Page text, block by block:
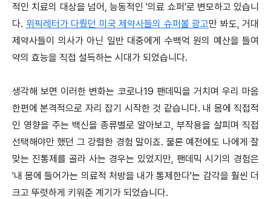
적인 치료의 대상을 넘어, 능동적인 '의료 쇼퍼'로 변모하고 있습니
다. 위픽레터가 다뤘던 미국 제약사들의 슈퍼볼 광고만 봐도, 거대
제약사들이 의사가 아닌 일반 대중에게 수백억 원의 예산을 들여
약의 효능을 직접 설득하는 시대가 되었습니다.
생각해 보면 이러한 변화는 코로나19 팬데믹을 거치며 우리 마음
한편에 본격적으로 자리 잡기 시작한 것 같습니다. 내 몸에 직접적
인 영향을 주는 백신을 종류별로 알아보고, 부작용을 살피며 직접
선택해야만 했던 그 강렬한 경험 말이죠. 물론 예전에도 나에게 잘
맞는 진통제를 골라 사는 경우는 있었지만, 팬데믹 시기의 경험은
'내 몸에 들어가는 의료적 처방을 내가 통제한다'는 감각을 훨씬 더
크고 뚜렷하게 키워준 계기가 되었습니다.